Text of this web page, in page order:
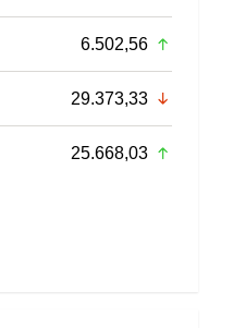
6.502,56
29.373,33
25.668,03